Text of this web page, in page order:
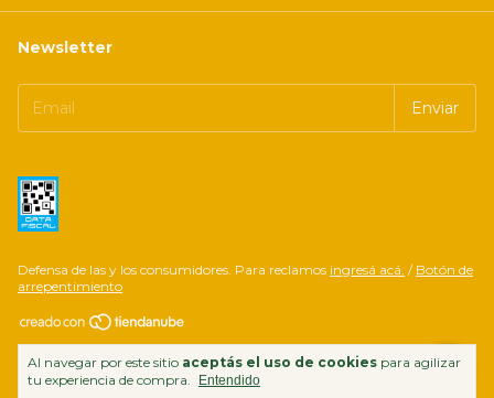
Al navegar por este sitio aceptás el uso de cookies para agilizar
tu experiencia de compra.
Entendido
Newsletter
Defensa de las y los consumidores. Para reclamos ingresá acá. / Botón de
arrepentimiento
Copyright Mercatino di Marco | Almacén Gourmet, Bebidas y Bazar en
Acassuso - 2026. Todos los derechos reservados.